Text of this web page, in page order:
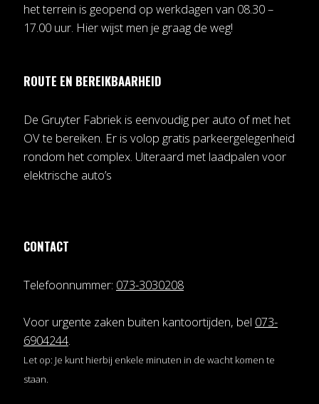
het terrein is geopend op werkdagen van 08.30 –
17.00 uur. Hier wijst men je graag de weg!
ROUTE EN BEREIKBAARHEID
De Gruyter Fabriek is eenvoudig per auto of met het
OV te bereiken. Er is volop gratis parkeergelegenheid
rondom het complex. Uiteraard met laadpalen voor
elektrische auto’s
CONTACT
Telefoonnummer: 073-3030208
Voor urgente zaken buiten kantoortijden, bel 073-
6904244.
Let op: Je kunt hierbij enkele minuten in de wacht komen te
staan.